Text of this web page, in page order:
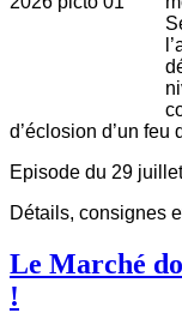
d’éclosion d’un feu
Episode du 29
Détails, consignes
Le Marché
!